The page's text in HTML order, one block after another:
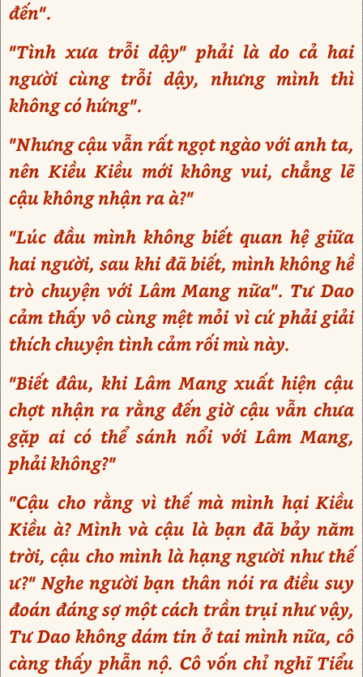
đến".
"Tình xưa trỗi dậy" phải là do cả hai
người cùng trỗi dậy, nhưng mình thì
không có hứng".
"Nhưng cậu vẫn rất ngọt ngào với anh ta,
nên Kiều Kiều mới không vui, chẳng lẽ
cậu không nhận ra à?"
"Lúc đầu mình không biết quan hệ giữa
hai người, sau khi đã biết, mình không hề
trò chuyện với Lâm Mang nữa". Tư Dao
cảm thấy vô cùng mệt mỏi vì cứ phải giải
thích chuyện tình cảm rối mù này.
"Biết đâu, khi Lâm Mang xuất hiện cậu
chợt nhận ra rằng đến giờ cậu vẫn chưa
gặp ai có thể sánh nổi với Lâm Mang,
phải không?"
"Cậu cho rằng vì thế mà mình hại Kiều
Kiều à? Mình và cậu là bạn đã bảy năm
trời, cậu cho mình là hạng người như thế
ư?" Nghe người bạn thân nói ra điều suy
đoán đáng sợ một cách trần trụi như vậy,
Tư Dao không dám tin ở tai mình nữa, cô
càng thấy phẫn nộ. Cô vốn chỉ nghĩ Tiểu